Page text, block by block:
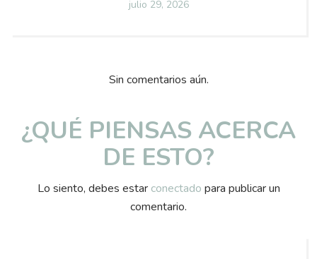
Posted
julio 29, 2026
Sin comentarios aún.
¿QUÉ PIENSAS ACERCA
DE ESTO?
Lo siento, debes estar conectado para publicar un
comentario.